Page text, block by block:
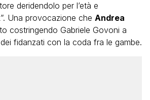
deridendolo per l’età e
Una provocazione che Andrea
costringendo Gabriele Govoni a
fidanzati con la coda fra le gambe.